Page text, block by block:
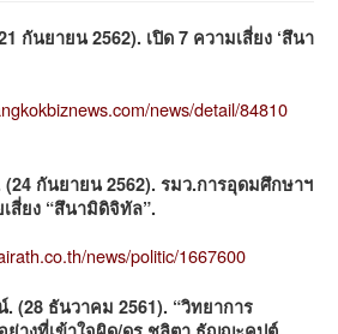
กันยายน 2562). เปิด 7 ความเสี่ยง ‘สึนา
news/detail/84810
กันยายน 2562). รมว.การอุดมศึกษาฯ
สี่ยง “สึนามิดิจิทัล”.
news/politic/1667600
(28 ธันวาคม 2561). “วิทยาการ